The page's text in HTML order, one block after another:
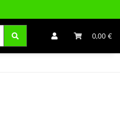
0,00 €